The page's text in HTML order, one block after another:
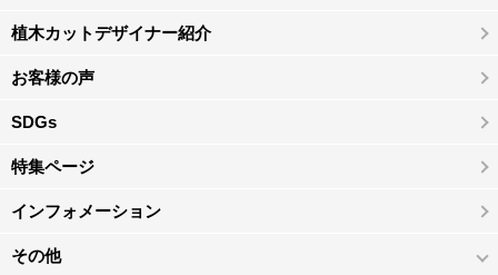
植木カットデザイナー紹介
お客様の声
SDGs
特集ページ
インフォメーション
その他